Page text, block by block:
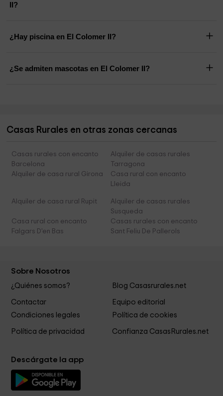
II?
¿Hay piscina en El Colomer II?
¿Se admiten mascotas en El Colomer II?
Casas Rurales en otras zonas cercanas
Casas rurales con encanto
Barcelona
Alquiler de casas rurales
Tarragona
Alquiler de casa rural Girona
Casa rural con encanto
Lleida
Alquiler de casa rural Rupit
Alquiler de casas rurales
Susqueda
Casa rural con encanto
Falgars D'en Bas
Casas rurales con encanto
Sant Feliu De Pallerols
Sobre Nosotros
¿Quiénes somos? Blog Casasrurales.net
Contactar
Equipo editorial
Condiciones legales
Política de cookies
Política de privacidad Confianza CasasRurales.net
Descárgate la app